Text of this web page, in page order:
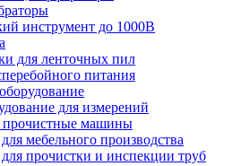
инструмент до 1000В
для ленточных пил
питания
для измерений
прочистные машины
мебельного производства
прочистки и инспекции труб